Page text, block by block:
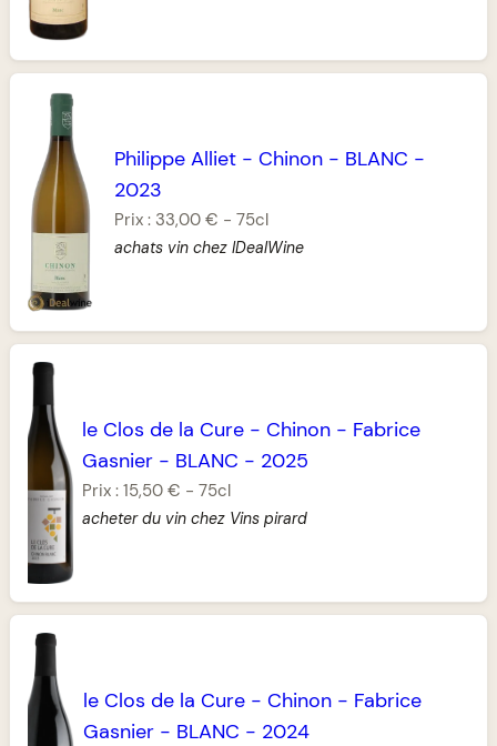
Philippe Alliet - Chinon - BLANC -
2023
Prix : 33,00 € -75cl
achats vin chez IDealWine
le Clos de la Cure - Chinon - Fabrice
Gasnier - BLANC - 2025
Prix :15,50 € -75cl
acheter du vin chez Vins pirard
le Clos de la Cure - Chinon - Fabrice
Gasnier - BLANC - 2024